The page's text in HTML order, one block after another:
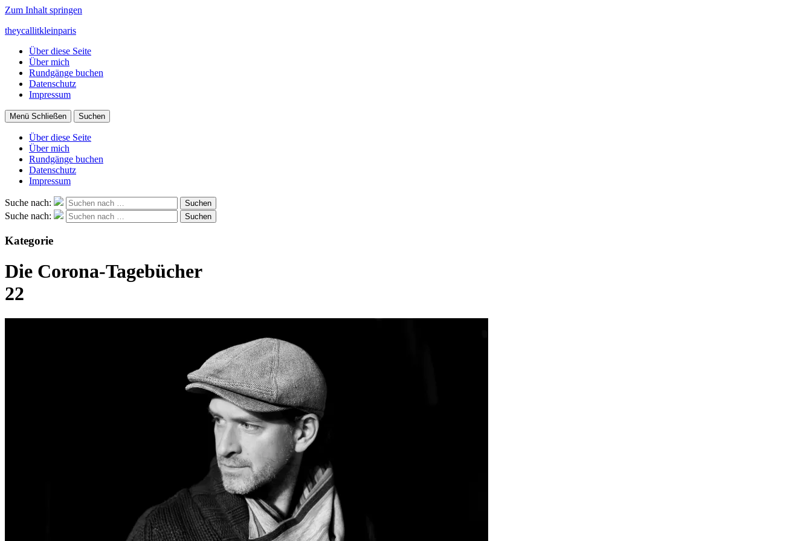
Zum Inhalt springen
theycallitkleinparis
Über diese Seite
Über mich
Rundgänge buchen
Datenschutz
Impressum
Menü Schließen Suchen
Über diese Seite
Über mich
Rundgänge buchen
Datenschutz
Impressum
Suche nach: Suchen
Suche nach: Suchen
Kategorie
Die Corona-Tagebücher
22